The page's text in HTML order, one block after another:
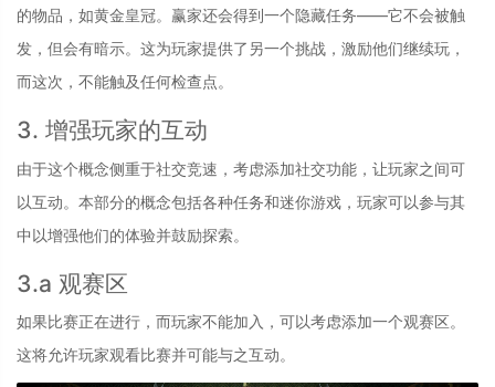
的物品，如黄金皇冠。赢家还会得到一个隐藏任务——它不会被触
发，但会有暗示。这为玩家提供了另一个挑战，激励他们继续玩，
而这次，不能触及任何检查点。
3. 增强玩家的互动
由于这个概念侧重于社交竞速，考虑添加社交功能，让玩家之间可
以互动。本部分的概念包括各种任务和迷你游戏，玩家可以参与其
中以增强他们的体验并鼓励探索。
3.a 观赛区
如果比赛正在进行，而玩家不能加入，可以考虑添加一个观赛区。
这将允许玩家观看比赛并可能与之互动。